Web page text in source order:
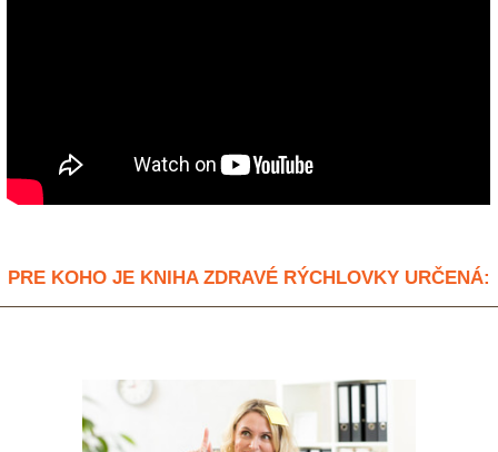
PRE KOHO JE KNIHA ZDRAVÉ RÝCHLOVKY URČENÁ: